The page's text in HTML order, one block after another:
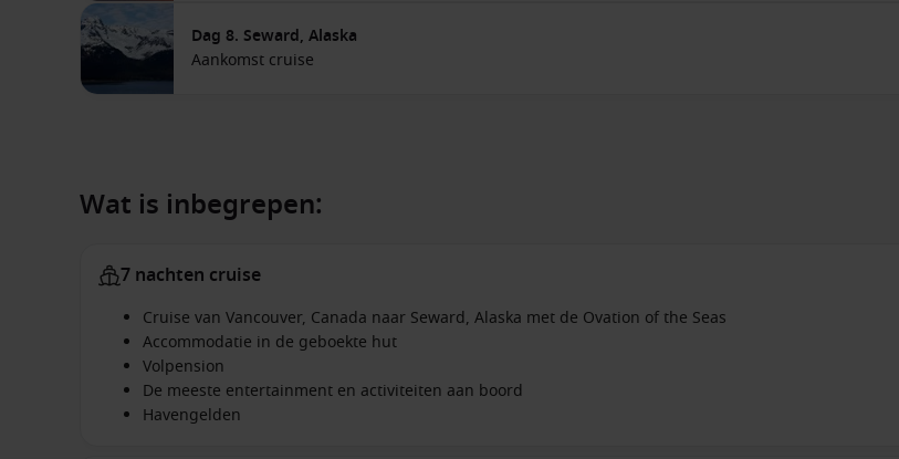
Dag 8. Seward, Alaska
Aankomst cruise
Wat is inbegrepen:
7 nachten cruise
Cruise van Vancouver, Canada naar Seward, Alaska met de Ovation of the Seas
Accommodatie in de geboekte hut
Volpension
De meeste entertainment en activiteiten aan boord
Havengelden